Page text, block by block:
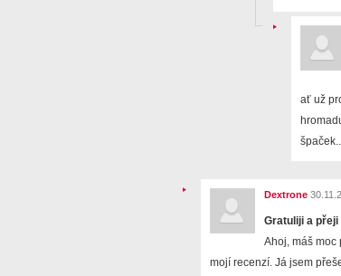
ať už
Dextrone
Gratuliji a
Ahoj, máš moc
mojí recenzí. Já jsem